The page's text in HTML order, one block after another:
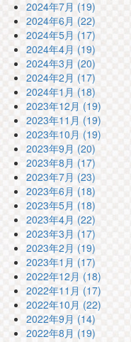
2024年7月 (19)
2024年6月 (22)
2024年5月 (17)
2024年4月 (19)
2024年3月 (20)
2024年2月 (17)
2024年1月 (18)
2023年12月 (19)
2023年11月 (19)
2023年10月 (19)
2023年9月 (20)
2023年8月 (17)
2023年7月 (23)
2023年6月 (18)
2023年5月 (18)
2023年4月 (22)
2023年3月 (17)
2023年2月 (19)
2023年1月 (17)
2022年12月 (18)
2022年11月 (17)
2022年10月 (22)
2022年9月 (14)
2022年8月 (19)